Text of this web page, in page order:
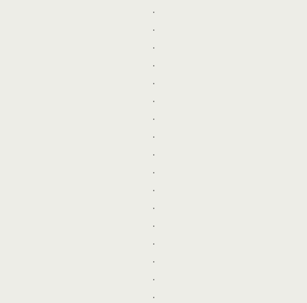
.
.
.
.
.
.
.
.
.
.
.
.
.
.
.
.
.